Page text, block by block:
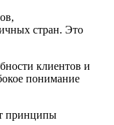
стран. Это
клиентов и
понимание
принципы